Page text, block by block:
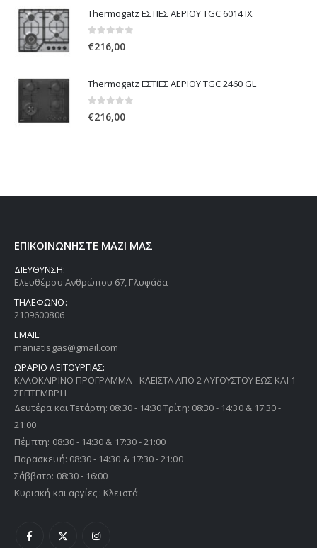
Thermogatz ΕΣΤΙΕΣ ΑΕΡΙΟΥ TGC 6014 IX
0out of 5
€216,00
Thermogatz ΕΣΤΙΕΣ ΑΕΡΙΟΥ TGC 2460 GL
€216,00
ΕΠΙΚΟΙΝΩΝΗΣΤΕ ΜΑΖΙ ΜΑΣ
ΔΙΕΥΘΥΝΣΗ:
Ελευθέρου Ανθρώπου 67, Γλυφάδα
ΤΗΛΕΦΩΝΟ:
2109600806
EMAIL:
maniatisgas@gmail.com
ΩΡΑΡΙΟ ΛΕΙΤΟΥΡΓΙΑΣ:
ΚΑΛΟΚΑΙΡΙΝΟ ΠΡΟΓΡΑΜΜΑ - ΚΛΕΙΣΤΑ ΑΠΟ 2 ΑΥΓΟΥΣΤΟΥ ΕΩΣ ΚΑΙ 1
ΣΕΠΤΕΜΒΡΗ
Δευτέρα και Τετάρτη: 08:30 - 14:30 Τρίτη: 08:30 - 14:30 & 17:30 -
21:00
Πέμπτη: 08:30 - 14:30 & 17:30 - 21:00
Παρασκευή: 08:30 - 14:30 & 17:30 - 21:00
Σάββατο: 08:30 - 16:00
Κυριακή και αργίες : Κλειστά